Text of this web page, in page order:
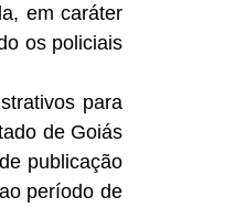
em caráter
os policiais
para
de Goiás
publicação
período de